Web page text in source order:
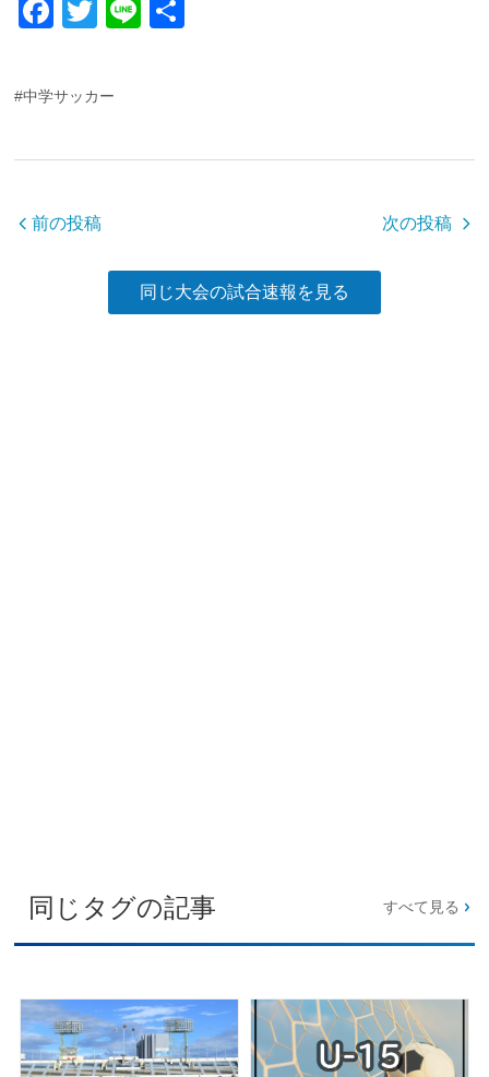
F
c
e
b
o
T
er
Li
#中学サッカー
前の投稿 次の投稿
同じ大会の試合速報を見る
同じタグの記事 すべて見る